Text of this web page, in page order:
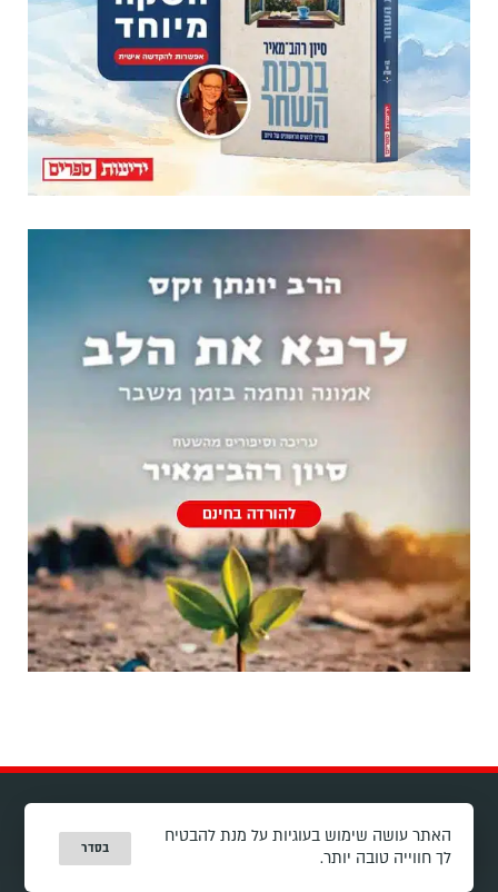
צרו קשר
office@sivanrahavmeir.com
האתר עושה שימוש בעוגיות על מנת להבטיח
לך חווייה טובה יותר.
בסדר